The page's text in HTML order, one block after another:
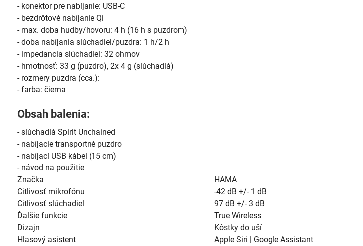
- konektor pre nabíjanie: USB-C
- bezdrôtové nabíjanie Qi
- max. doba hudby/hovoru: 4 h (16 h s puzdrom)
- doba nabíjania slúchadiel/puzdra: 1 h/2 h
- impedancia slúchadiel: 32 ohmov
- hmotnosť: 33 g (puzdro), 2x 4 g (slúchadlá)
- rozmery puzdra (cca.):
- farba: čierna
Obsah balenia:
- slúchadlá Spirit Unchained
- nabíjacie transportné puzdro
- nabíjací USB kábel (15 cm)
- návod na použitie
Značka
HAMA
Citlivosť mikrofónu
-42 dB +/- 1 dB
Citlivosť slúchadiel
97 dB +/- 3 dB
Ďalšie funkcie
True Wireless
Dizajn
Kôstky do uší
Hlasový asistent
Apple Siri | Google Assistant